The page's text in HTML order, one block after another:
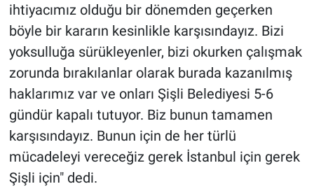
ihtiyacımız olduğu bir dönemden geçerken
böyle bir kararın kesinlikle karşısındayız. Bizi
yoksulluğa sürükleyenler, bizi okurken çalışmak
zorunda bırakılanlar olarak burada kazanılmış
haklarımız var ve onları Şişli Belediyesi 5-6
gündür kapalı tutuyor. Biz bunun tamamen
karşısındayız. Bunun için de her türlü
mücadeleyi vereceğiz gerek İstanbul için gerek
Şişli için" dedi.